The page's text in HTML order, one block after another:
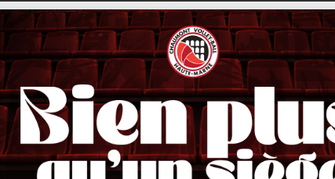
30 décembre 2025 21 h 40 min
ACTUALITÉS